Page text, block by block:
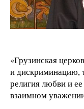
«Грузинская
и дискриминацию,
религия любви и
взаимном